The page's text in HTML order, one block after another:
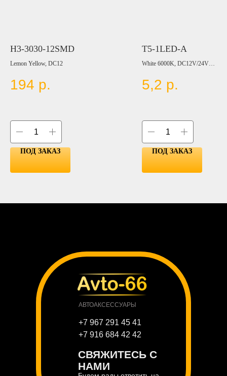
H3-3030-12SMD
Lemon Yellow, DC12
194 р.
ПОД ЗАКАЗ
T5-1LED-A
White 6000K, DC12V/24V
Цвет:
BLUE
5,2 р.
ПОД ЗАКАЗ
СВЯЖИТЕСЬ С
НАМИ
АВТОАКСЕССУАРЫ
+7 967 291 45 41
+7 916 684 42 42